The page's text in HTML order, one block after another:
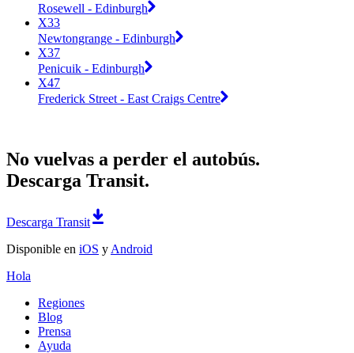
Rosewell - Edinburgh
X33
Newtongrange - Edinburgh
X37
Penicuik - Edinburgh
X47
Frederick Street - East Craigs Centre
No vuelvas a perder el autobús.
Descarga Transit.
Descarga Transit
Disponible en iOS y Android
Hola
Regiones
Blog
Prensa
Ayuda